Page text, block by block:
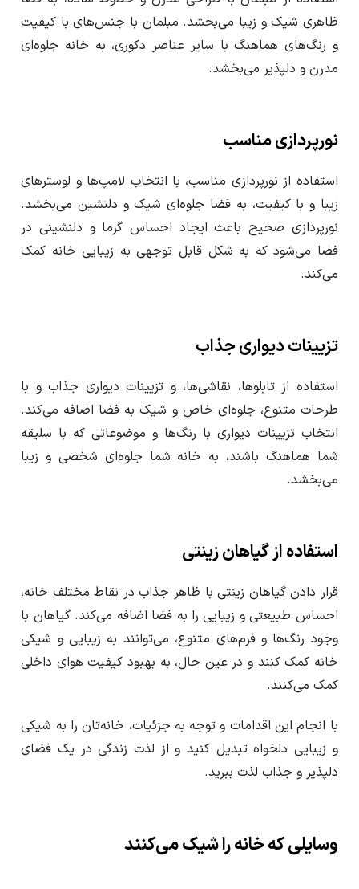
ظاهری شیک و زیبا می‌بخشد. مبلمان با جنس‌های با کیفیت
و رنگ‌های هماهنگ با سایر عناصر دکوری، به خانه جلوه‌ای
مدرن و دلپذیر می‌بخشد.
نورپردازی مناسب
استفاده از نورپردازی مناسب، با انتخاب لامپ‌ها و لوسترهای
زیبا و با کیفیت، به فضا جلوه‌ای شیک و دلنشین می‌بخشد.
نورپردازی صحیح باعث ایجاد احساس گرما و دلنشینی در
فضا می‌شود که به شکل قابل توجهی به زیبایی خانه کمک
می‌کند.
تزیینات دیواری جذاب
استفاده از تابلوها، نقاشی‌ها، و تزیینات دیواری جذاب و با
طرحات متنوع، جلوه‌ای خاص و شیک به فضا اضافه می‌کند.
انتخاب تزیینات دیواری با رنگ‌ها و موضوعاتی که با سلیقه
شما هماهنگ باشند، به خانه شما جلوه‌ای شخصی و زیبا
می‌بخشد.
استفاده از گیاهان زینتی
قرار دادن گیاهان زینتی با ظاهر جذاب در نقاط مختلف خانه،
احساس طبیعتی و زیبایی را به فضا اضافه می‌کند. گیاهان با
وجود رنگ‌ها و فرم‌های متنوع، می‌توانند به زیبایی و شیکی
خانه کمک کنند و در عین حال، به بهبود کیفیت هوای داخلی
کمک می‌کنند.
با انجام این اقدامات و توجه به جزئیات، خانه‌تان را به شیکی
و زیبایی دلخواه تبدیل کنید و از لذت زندگی در یک فضای
دلپذیر و جذاب لذت ببرید.
وسایلی که خانه را شیک می‌کنند